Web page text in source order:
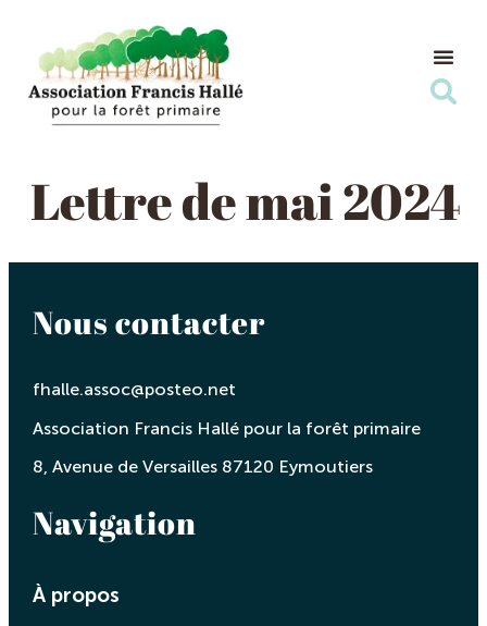
Lettre de mai 2024
Nous contacter
fhalle.assoc@posteo.net
Association Francis Hallé pour la forêt primaire
8, Avenue de Versailles 87120 Eymoutiers
Navigation
À propos